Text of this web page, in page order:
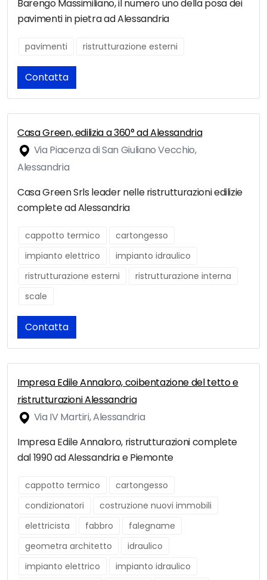
Barengo Massimiliano, il numero uno della posa dei
pavimenti in pietra ad Alessandria
pavimenti ristrutturazione esterni
Contatta
Casa Green, edilizia a 360° ad Alessandria
Via Piacenza di San Giuliano Vecchio,
Alessandria
Casa Green Srls leader nelle ristrutturazioni edilizie
complete ad Alessandria
cappotto termico
cartongesso
impianto elettrico
impianto idraulico
ristrutturazione esterni
ristrutturazione interna
scale
Contatta
Impresa Edile Annaloro, coibentazione del tetto e
ristrutturazioni Alessandria
Via IV Martiri, Alessandria
Impresa Edile Annaloro, ristrutturazioni complete
dal 1990 ad Alessandria e Piemonte
cappotto termico
cartongesso
condizionatori
costruzione nuovi immobili
elettricista
fabbro
falegname
geometra architetto
idraulico
impianto elettrico
impianto idraulico